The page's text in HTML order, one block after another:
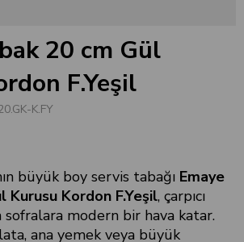
20 cm Gül
F.Yeşil
K.FY
büyük boy servis tabağı Emaye
Kurusu Kordon F.Yeşil, çarpıcı
sofralara modern bir hava katar.
ana yemek veya büyük